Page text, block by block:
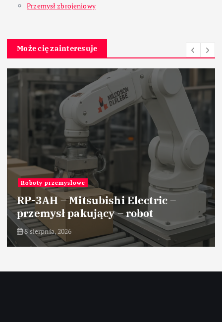
Przemysł zbrojeniowy
Może cię zainteresuje
Roboty przemysłowe
RP-3AH – Mitsubishi Electric –
przemysł pakujący – robot
8 sierpnia, 2026